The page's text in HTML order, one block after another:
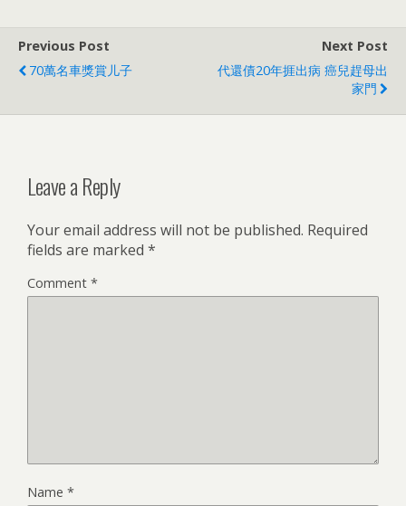
Previous Post
70萬名車獎賞儿子
Next Post
代還債20年捱出病 癌兒趕母出
家門
Leave a Reply
Your email address will not be published. Required
fields are marked *
Comment *
Name *